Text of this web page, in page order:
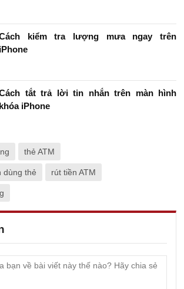
kiểm tra lượng mưa ngay trên
iPhone
tắt trả lời tin nhắn trên màn hình
khóa iPhone
thẻ ATM
dùng thẻ rút tiền ATM